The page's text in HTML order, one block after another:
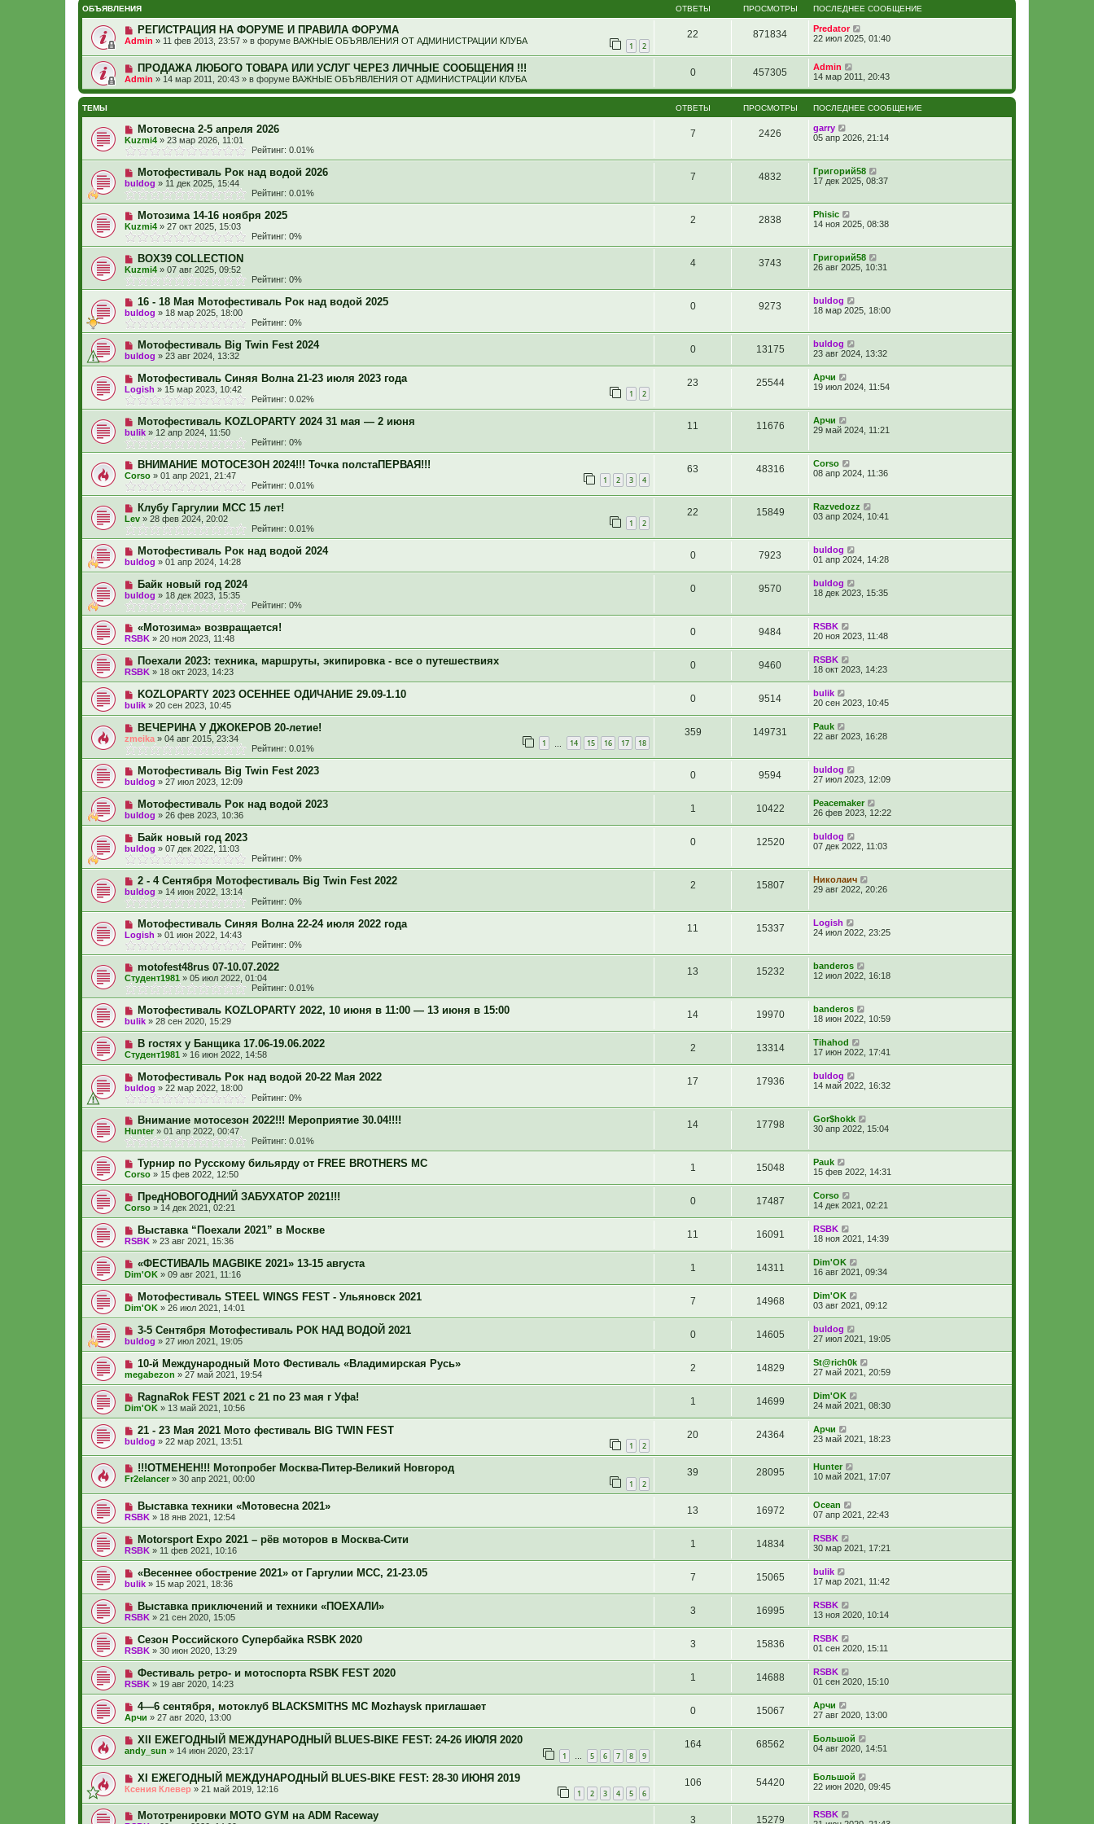
ОБЪЯВЛЕНИЯ ОТВЕТЫ ПРОСМОТРЫ ПОСЛЕДНЕЕ СООБЩЕНИЕ
РЕГИСТРАЦИЯ НА ФОРУМЕ И ПРАВИЛА ФОРУМА
Admin » 11 фев 2013, 23:57 » в форуме ВАЖНЫЕ ОБЪЯВЛЕНИЯ ОТ АДМИНИСТРАЦИИ КЛУБА 1 2
22 871834
Predator
22 июл 2025, 01:40
ПРОДАЖА ЛЮБОГО ТОВАРА ИЛИ УСЛУГ ЧЕРЕЗ ЛИЧНЫЕ СООБЩЕНИЯ !!!
Admin » 14 мар 2011, 20:43 » в форуме ВАЖНЫЕ ОБЪЯВЛЕНИЯ ОТ АДМИНИСТРАЦИИ КЛУБА
0 457305
Admin
14 мар 2011, 20:43
ТЕМЫ ОТВЕТЫ ПРОСМОТРЫ ПОСЛЕДНЕЕ СООБЩЕНИЕ
Мотовесна 2-5 апреля 2026
Kuzmi4 » 23 мар 2026, 11:01
Рейтинг: 0.01%
7 2426
garry
05 апр 2026, 21:14
Мотофестиваль Рок над водой 2026
buldog » 11 дек 2025, 15:44
Рейтинг: 0.01%
7 4832
Григорий58
17 дек 2025, 08:37
Мотозима 14-16 ноября 2025
Kuzmi4 » 27 окт 2025, 15:03
Рейтинг: 0%
2 2838
Phisic
14 ноя 2025, 08:38
BOX39 COLLECTION
Kuzmi4 » 07 авг 2025, 09:52
Рейтинг: 0%
4 3743
Григорий58
26 авг 2025, 10:31
16 - 18 Мая Мотофестиваль Рок над водой 2025
buldog » 18 мар 2025, 18:00
Рейтинг: 0%
0 9273
buldog
18 мар 2025, 18:00
Мотофестиваль Big Twin Fest 2024
buldog » 23 авг 2024, 13:32
0 13175
buldog
23 авг 2024, 13:32
Мотофестиваль Синяя Волна 21-23 июля 2023 года
Logish » 15 мар 2023, 10:42 1 2
Рейтинг: 0.02%
23 25544
Арчи
19 июл 2024, 11:54
Мотофестиваль KOZLOPARTY 2024 31 мая — 2 июня
bulik » 12 апр 2024, 11:50
Рейтинг: 0%
11 11676
Арчи
29 май 2024, 11:21
ВНИМАНИЕ МОТОСЕЗОН 2024!!! Точка полстаПЕРВАЯ!!!
Corso » 01 апр 2021, 21:47 1 2 3 4
Рейтинг: 0.01%
63 48316
Corso
08 апр 2024, 11:36
Клубу Гаргулии МСС 15 лет!
Lev » 28 фев 2024, 20:02 1 2
Рейтинг: 0.01%
22 15849
Razvedozz
03 апр 2024, 10:41
Мотофестиваль Рок над водой 2024
buldog » 01 апр 2024, 14:28
0 7923
buldog
01 апр 2024, 14:28
Байк новый год 2024
buldog » 18 дек 2023, 15:35
Рейтинг: 0%
0 9570
buldog
18 дек 2023, 15:35
«Мотозима» возвращается!
RSBK » 20 ноя 2023, 11:48
0 9484
RSBK
20 ноя 2023, 11:48
Поехали 2023: техника, маршруты, экипировка - все о путешествиях
RSBK » 18 окт 2023, 14:23
0 9460
RSBK
18 окт 2023, 14:23
KOZLOPARTY 2023 ОСЕННЕЕ ОДИЧАНИЕ 29.09-1.10
bulik » 20 сен 2023, 10:45
0 9514
bulik
20 сен 2023, 10:45
ВЕЧЕРИНА У ДЖОКЕРОВ 20-летие!
zmeika » 04 авг 2015, 23:34 1 14 15 16 17 18
Рейтинг: 0.01%
359 149731
Pauk
22 авг 2023, 16:28
Мотофестиваль Big Twin Fest 2023
buldog » 27 июл 2023, 12:09
0 9594
buldog
27 июл 2023, 12:09
Мотофестиваль Рок над водой 2023
buldog » 26 фев 2023, 10:36
1 10422
Peacemaker
26 фев 2023, 12:22
Байк новый год 2023
buldog » 07 дек 2022, 11:03
Рейтинг: 0%
0 12520
buldog
07 дек 2022, 11:03
2 - 4 Сентября Мотофестиваль Big Twin Fest 2022
buldog » 14 июн 2022, 13:14
Рейтинг: 0%
2 15807
Николаич
29 авг 2022, 20:26
Мотофестиваль Синяя Волна 22-24 июля 2022 года
Logish » 01 июн 2022, 14:43
Рейтинг: 0%
11 15337
Logish
24 июл 2022, 23:25
motofest48rus 07-10.07.2022
Студент1981 » 05 июл 2022, 01:04
Рейтинг: 0.01%
13 15232
banderos
12 июл 2022, 16:18
Мотофестиваль KOZLOPARTY 2022, 10 июня в 11:00 — 13 июня в 15:00
bulik » 28 сен 2020, 15:29
14 19970
banderos
18 июн 2022, 10:59
В гостях у Банщика 17.06-19.06.2022
Студент1981 » 16 июн 2022, 14:58
2 13314
Tihahod
17 июн 2022, 17:41
Мотофестиваль Рок над водой 20-22 Мая 2022
buldog » 22 мар 2022, 18:00
Рейтинг: 0%
17 17936
buldog
14 май 2022, 16:32
Внимание мотосезон 2022!!! Мероприятие 30.04!!!!
Hunter » 01 апр 2022, 00:47
Рейтинг: 0.01%
14 17798
Gor$hokk
30 апр 2022, 15:04
Турнир по Русскому бильярду от FREE BROTHERS MC
Corso » 15 фев 2022, 12:50
1 15048
Pauk
15 фев 2022, 14:31
ПредНОВОГОДНИЙ ЗАБУХАТОР 2021!!!
Corso » 14 дек 2021, 02:21
0 17487
Corso
14 дек 2021, 02:21
Выставка “Поехали 2021” в Москве
RSBK » 23 авг 2021, 15:36
11 16091
RSBK
18 ноя 2021, 14:39
«ФЕСТИВАЛЬ MAGBIKE 2021» 13-15 августа
Dim'OK » 09 авг 2021, 11:16
1 14311
Dim'OK
16 авг 2021, 09:34
Мотофестиваль STEEL WINGS FEST - Ульяновск 2021
Dim'OK » 26 июл 2021, 14:01
7 14968
Dim'OK
03 авг 2021, 09:12
3-5 Сентября Мотофестиваль РОК НАД ВОДОЙ 2021
buldog » 27 июл 2021, 19:05
0 14605
buldog
27 июл 2021, 19:05
10-й Международный Мото Фестиваль «Владимирская Русь»
megabezon » 27 май 2021, 19:54
2 14829
St@rich0k
27 май 2021, 20:59
RagnaRok FEST 2021 с 21 по 23 мая г Уфа!
Dim'OK » 13 май 2021, 10:56
1 14699
Dim'OK
24 май 2021, 08:30
21 - 23 Мая 2021 Мото фестиваль BIG TWIN FEST
buldog » 22 мар 2021, 13:51 1 2
20 24364
Арчи
23 май 2021, 18:23
!!!ОТМЕНЕН!!! Мотопробег Москва-Питер-Великий Новгород
Fr2elancer » 30 апр 2021, 00:00 1 2
39 28095
Hunter
10 май 2021, 17:07
Выставка техники «Мотовесна 2021»
RSBK » 18 янв 2021, 12:54
13 16972
Ocean
07 апр 2021, 22:43
Motorsport Expo 2021 – рёв моторов в Москва-Сити
RSBK » 11 фев 2021, 10:16
1 14834
RSBK
30 мар 2021, 17:21
«Весеннее обострение 2021» от Гаргулии МСС, 21-23.05
bulik » 15 мар 2021, 18:36
7 15065
bulik
17 мар 2021, 11:42
Выставка приключений и техники «ПОЕХАЛИ»
RSBK » 21 сен 2020, 15:05
3 16995
RSBK
13 ноя 2020, 10:14
Сезон Российского Супербайка RSBK 2020
RSBK » 30 июн 2020, 13:29
3 15836
RSBK
01 сен 2020, 15:11
Фестиваль ретро- и мотоспорта RSBK FEST 2020
RSBK » 19 авг 2020, 14:23
1 14688
RSBK
01 сен 2020, 15:10
4—6 сентября, мотоклуб BLACKSMITHS MC Mozhaysk приглашает
Арчи » 27 авг 2020, 13:00
0 15067
Арчи
27 авг 2020, 13:00
XlI ЕЖЕГОДНЫЙ МЕЖДУНАРОДНЫЙ BLUES-BIKE FEST: 24-26 ИЮЛЯ 2020
andy_sun » 14 июн 2020, 23:17 1 … 5 6 7 8 9
164 68562
Большой
04 авг 2020, 14:51
XI ЕЖЕГОДНЫЙ МЕЖДУНАРОДНЫЙ BLUES-BIKE FEST: 28-30 ИЮНЯ 2019
Ксения Клевер » 21 май 2019, 12:16 1 2 3 4 5 6
106 54420
Большой
22 июн 2020, 09:45
Мототренировки MOTO GYM на ADM Raceway 3 15279
RSBK